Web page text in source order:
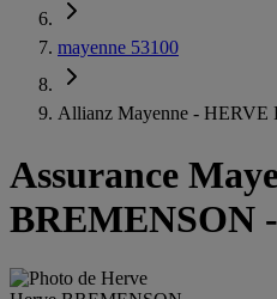
mayenne 53100
Allianz Mayenne -
Assurance
BREMENSON